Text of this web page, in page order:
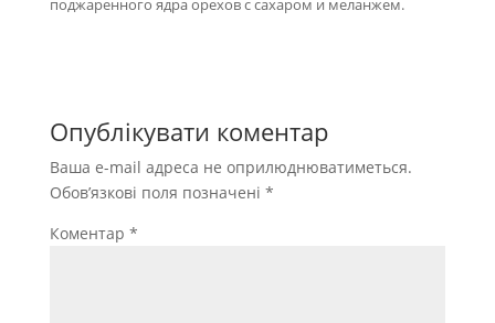
поджарен­ного ядра орехов с сахаром и меланжем.
Опублікувати коментар
Ваша e-mail адреса не оприлюднюватиметься.
Обов’язкові поля позначені *
Коментар *